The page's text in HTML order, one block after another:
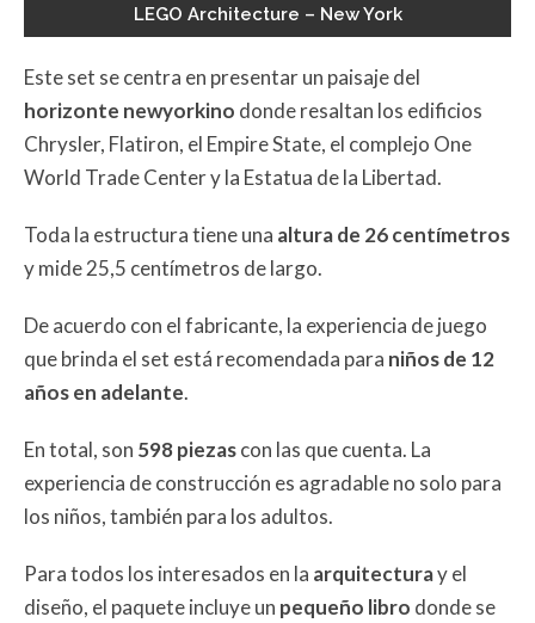
LEGO Architecture – New York
Este set se centra en presentar un paisaje del
horizonte newyorkino donde resaltan los edificios
Chrysler, Flatiron, el Empire State, el complejo One
World Trade Center y la Estatua de la Libertad.
Toda la estructura tiene una altura de 26 centímetros
y mide 25,5 centímetros de largo.
De acuerdo con el fabricante, la experiencia de juego
que brinda el set está recomendada para niños de 12
años en adelante.
En total, son 598 piezascon las que cuenta. La
experiencia de construcción es agradable no solo para
los niños, también para los adultos.
Para todos los interesados en la arquitecturay el
diseño, el paquete incluye un pequeño libro donde se